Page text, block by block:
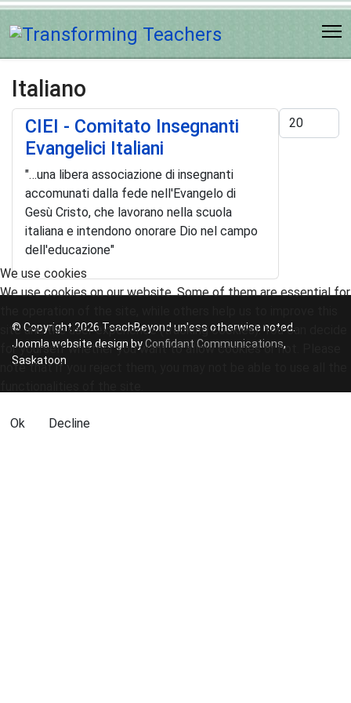
Italiano
Display #
CIEI - Comitato Insegnanti
Evangelici Italiani
"…una libera associazione di insegnanti
accomunati dalla fede nell'Evangelo di
Gesù Cristo, che lavorano nella scuola
italiana e intendono onorare Dio nel campo
dell'educazione"
© Copyright 2026 TeachBeyond unless otherwise noted.
Joomla website design byConfidant Communications,
Saskatoon
We use cookies
We use cookies on our website. Some of them are essential for
site and the user experience (tracking cookies). You can decide
for yourself whether you want to allow cookies or not. Please
note that if you reject them, you may not be able to use all the
Ok Decline